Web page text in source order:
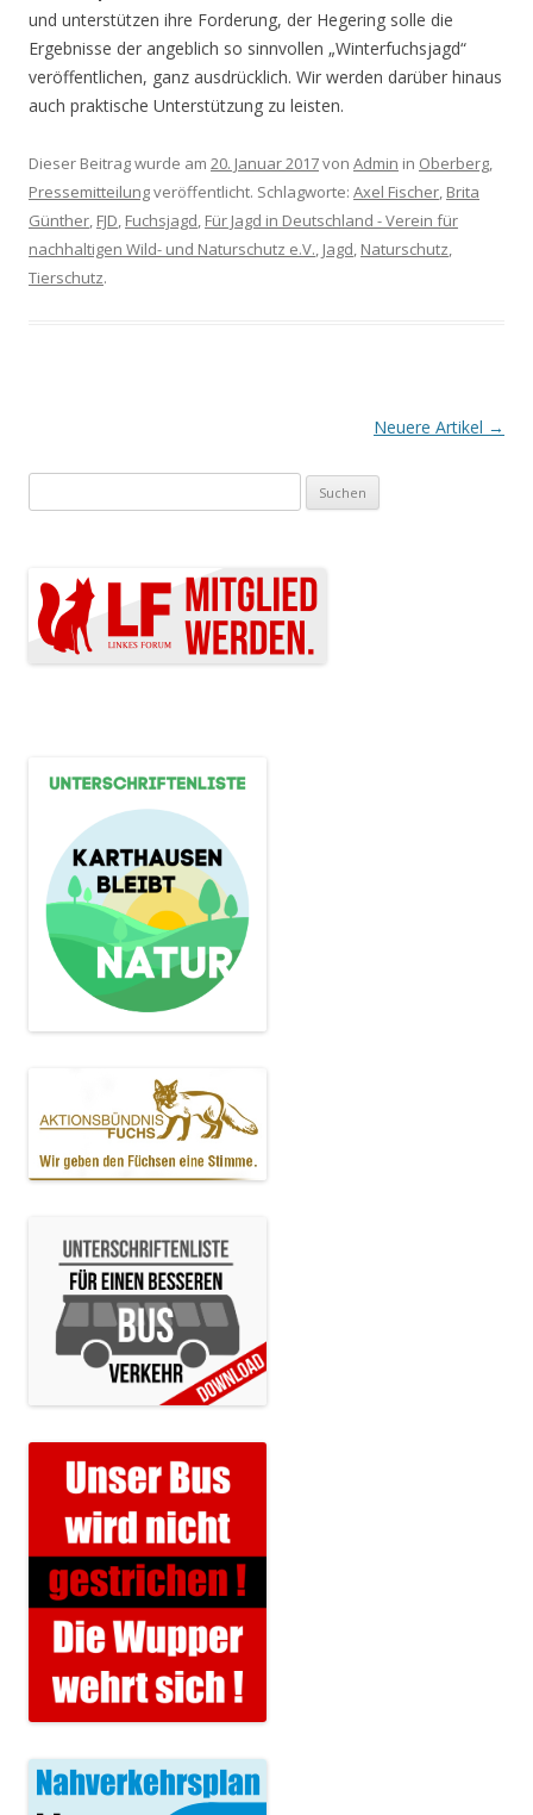
und unterstützen ihre Forderung, der Hegering solle die
Ergebnisse der angeblich so sinnvollen „Winterfuchsjagd“
veröffentlichen, ganz ausdrücklich. Wir werden darüber hinaus
auch praktische Unterstützung zu leisten.
Dieser Beitrag wurde am 20. Januar 2017von Admin in Oberberg,
Pressemitteilungveröffentlicht. Schlagworte: Axel Fischer, Brita
Günther, FJD, Fuchsjagd, Für Jagd in Deutschland - Verein für
nachhaltigen Wild- und Naturschutz e.V., Jagd, Naturschutz,
Tierschutz.
Neuere Artikel →